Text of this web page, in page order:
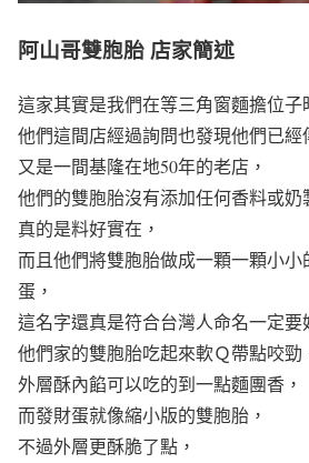
阿山哥雙胞胎 店家簡述
這家其實是我們在等三角窗麵擔位子
他們這間店經過詢問也發現他們已經
又是一間基隆在地50年的老店，
他們的雙胞胎沒有添加任何香料或奶
真的是料好實在，
而且他們將雙胞胎做成一顆一顆小
蛋，
這名字還真是符合台灣人命名一定要
他們家的雙胞胎吃起來軟Ｑ帶點咬勁
外層酥內餡可以吃的到一點麵團香，
而發財蛋就像縮小版的雙胞胎，
不過外層更酥脆了點，